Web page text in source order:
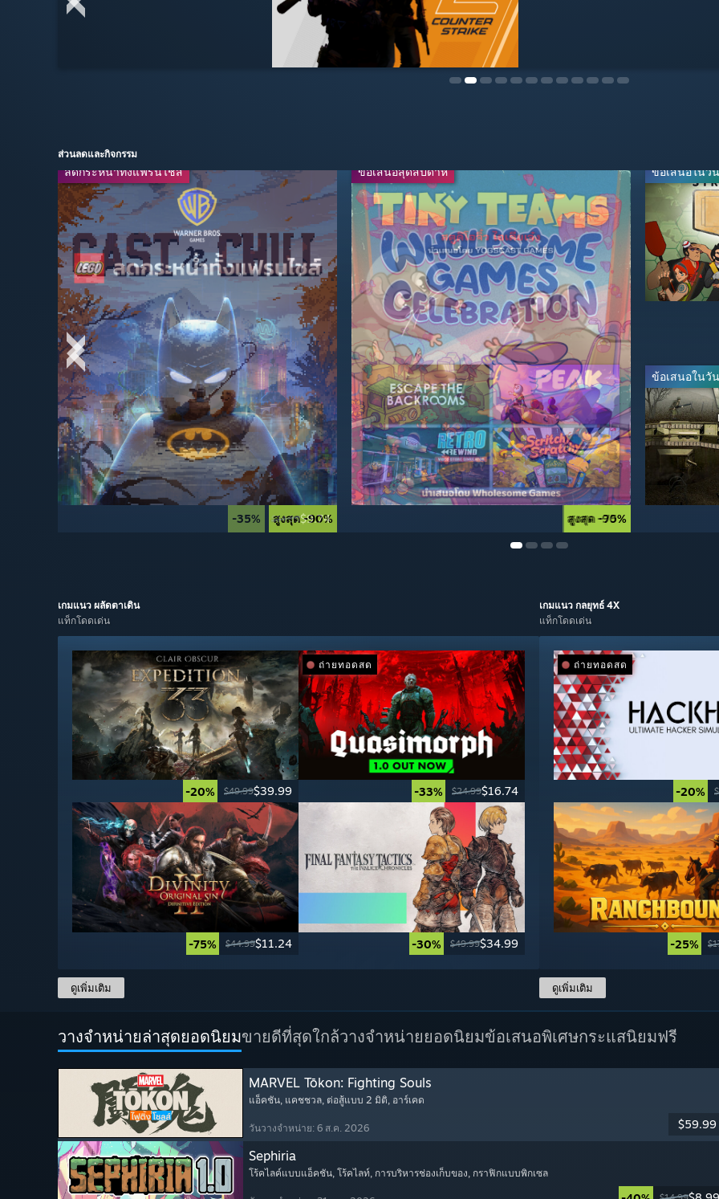
ส่วนลดและกิจกรรม
ลดกระหน่ำทั้งแฟรนไชส์
สูงสุด -90%
ข้อเสนอสุดสัปดาห์
สูงสุด -75%
ข้อเสนอในวั
ข้อเสนอในวั
ข้อเสนอสุดสัปดาห์
-35% $14.99$9.74
ข้อเสนอสุดสัปดาห์
สูงสุด -90%
-95% $59.99$2.99
ถ่ายทอดสด
-67% $49.99$16.49
-65% $39.99$13.99
-40% $59.99$35.99
-75% $19.99$4.99
-60% $39.99$15.99
-95% $49.99$2.49
ถ่ายทอดสด
-67% $69.99$23.09
เกมแนว ผลัดตาเดิน
แท็กโดดเด่น
-20% $49.99$39.99 -33% $24.99$16.74
ถ่ายทอดสด
-75% $44.99$11.24 -30% $49.99$34.99
ดูเพิ่มเติม
เกมแนว กลยุทธ์ 4X
แท็กโดดเด่น
-20%
ถ่ายทอดสด
-25%
ดูเพิ่มเติม
วางจำหน่ายล่าสุดยอดนิยมขายดีที่สุดใกล้วางจำหน่ายยอดนิยมข้อเสนอพิเศษกระแสนิยมฟรี
MARVEL Tōkon: Fighting Souls
แอ็คชัน, แคชชวล, ต่อสู้แบบ 2 มิติ, อาร์เคด
วันวางจำหน่าย: 6 ส.ค. 2026 $59.99
Sephiria
โร้คไลค์แบบแอ็คชัน, โร้คไลท์, การบริหารช่องเก็บของ, กราฟิกแบบพิกเซล